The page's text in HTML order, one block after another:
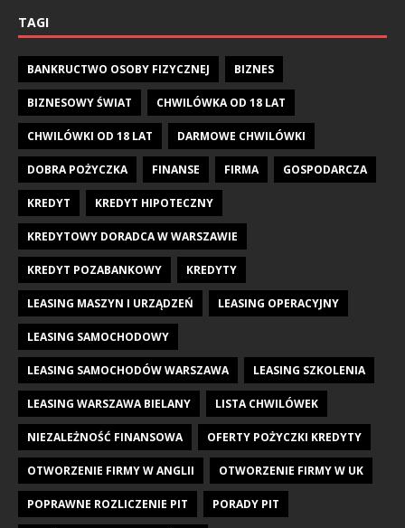
TAGI
BANKRUCTWO OSOBY FIZYCZNEJ BIZNES
BIZNESOWY ŚWIAT CHWILÓWKA OD 18 LAT
CHWILÓWKI OD 18 LAT DARMOWE CHWILÓWKI
DOBRA POŻYCZKA FINANSE FIRMA GOSPODARCZA
KREDYT KREDYT HIPOTECZNY
KREDYTOWY DORADCA W WARSZAWIE
KREDYT POZABANKOWY KREDYTY
LEASING MASZYN I URZĄDZEŃ LEASING OPERACYJNY
LEASING SAMOCHODOWY
LEASING SAMOCHODÓW WARSZAWA LEASING SZKOLENIA
LEASING WARSZAWA BIELANY LISTA CHWILÓWEK
NIEZALEŻNOŚĆ FINANSOWA OFERTY POŻYCZKI KREDYTY
OTWORZENIE FIRMY W ANGLII OTWORZENIE FIRMY W UK
POPRAWNE ROZLICZENIE PIT PORADY PIT